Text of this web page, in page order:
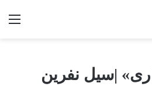
|سیل نفرین